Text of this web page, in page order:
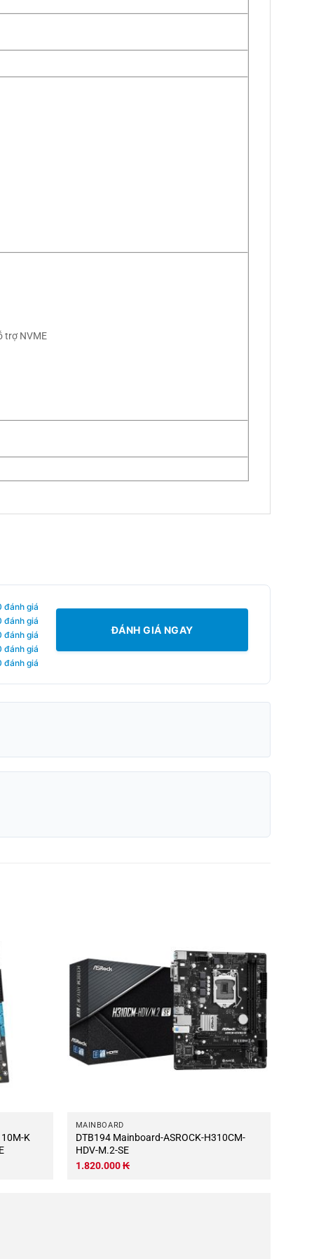
đánh giá
đánh giá
đánh giá
đánh giá
đánh giá
ĐÁNH GIÁ NGAY
MAINBOARD
DTB194 Mainboard-ASROCK-H310CM-
HDV-M.2-SE
1.820.000₭